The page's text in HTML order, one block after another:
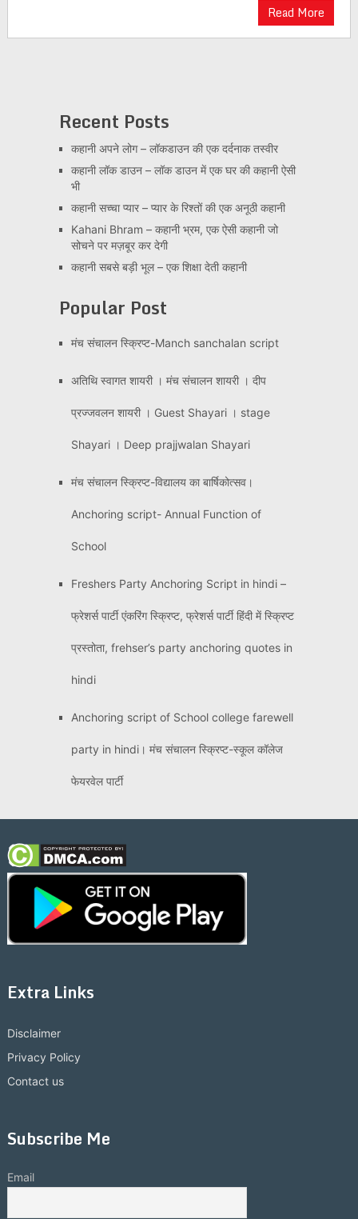
Read More
Recent Posts
कहानी अपने लोग – लॉकडाउन की एक दर्दनाक तस्वीर
कहानी लॉक डाउन – लॉक डाउन में एक घर की कहानी ऐसी
भी
कहानी सच्चा प्यार – प्यार के रिश्तों की एक अनूठी कहानी
Kahani Bhram – कहानी भ्रम, एक ऐसी कहानी जो
सोचने पर मज़बूर कर देगी
कहानी सबसे बड़ी भूल – एक शिक्षा देती कहानी
Popular Post
मंच संचालन स्क्रिप्ट-Manch sanchalan script
अतिथि स्वागत शायरी । मंच संचालन शायरी । दीप
प्रज्जवलन शायरी । Guest Shayari । stage
Shayari । Deep prajjwalan Shayari
मंच संचालन स्क्रिप्ट-विद्यालय का बार्षिकोत्सव।
Anchoring script- Annual Function of
School
Freshers Party Anchoring Script in hindi –
फ्रेशर्स पार्टी एंकरिंग स्क्रिप्ट, फ्रेशर्स पार्टी हिंदी में स्क्रिप्ट
प्रस्तोता, frehser’s party anchoring quotes in
hindi
Anchoring script of School college farewell
party in hindi। मंच संचालन स्क्रिप्ट-स्कूल कॉलेज
फेयरवेल पार्टी
Extra Links
Disclaimer
Privacy Policy
Contact us
Subscribe Me
Email